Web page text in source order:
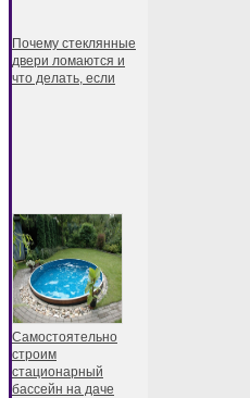
Почему стеклянные
двери ломаются и
что делать, если
Самостоятельно
строим
стационарный
бассейн на даче